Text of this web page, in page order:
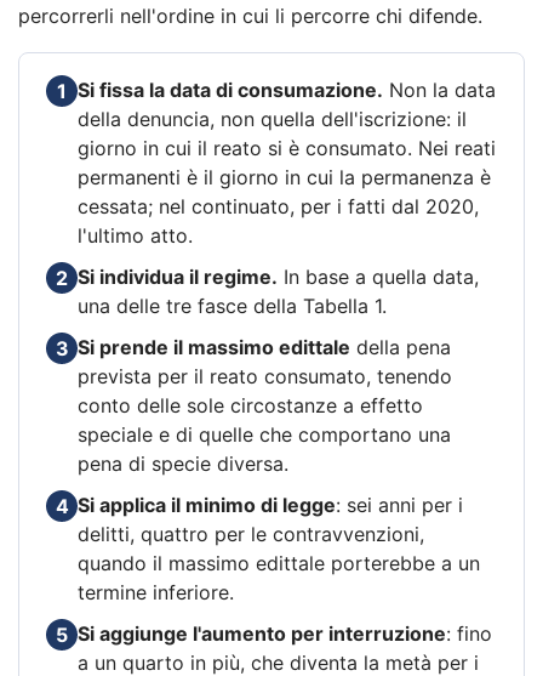
percorrerli nell'ordine in cui li percorre chi difende.
1 Si fissa la data di consumazione. Non la data
della denuncia, non quella dell'iscrizione: il
giorno in cui il reato si è consumato. Nei reati
permanenti è il giorno in cui la permanenza è
cessata; nel continuato, per i fatti dal 2020,
l'ultimo atto.
2 Si individua il regime. In base a quella data,
una delle tre fasce della Tabella 1.
3 Si prende il massimo edittale della pena
prevista per il reato consumato, tenendo
conto delle sole circostanze a effetto
speciale e di quelle che comportano una
pena di specie diversa.
4 Si applica il minimo di legge: sei anni per i
delitti, quattro per le contravvenzioni,
quando il massimo edittale porterebbe a un
termine inferiore.
5 Si aggiunge l'aumento per interruzione: fino
a un quarto in più, che diventa la metà per i